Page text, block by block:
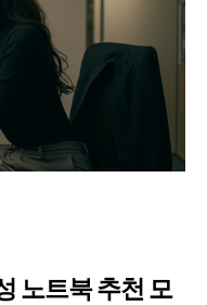
노트북 추천 모